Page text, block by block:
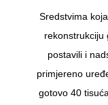
Sredstvima
rekonstrukciju
postavili i
primjereno
gotovo 40